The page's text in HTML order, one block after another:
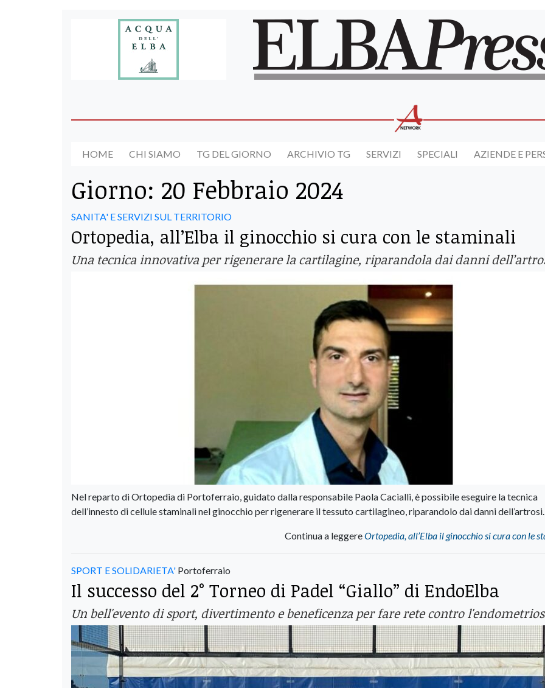
HOME CHI SIAMO TG DEL GIORNO ARCHIVIO TG SERVIZI SPECIALI AZIENDE E
Giorno: 20 Febbraio 2024
SANITA' E SERVIZI SUL TERRITORIO
Ortopedia, all’Elba il ginocchio si cura con le staminali
Una tecnica innovativa per rigenerare la cartilagine, riparandola dai danni
Nel reparto di Ortopedia di Portoferraio, guidato dalla responsabile Paola Cacialli, è possibile eseguire la tecnica
dell’innesto di cellule staminali nel ginocchio per rigenerare il tessuto cartilagineo, riparandolo dai danni dell’artrosi.
Continua a leggereOrtopedia, all’Elba il ginocchio si cura con le
SPORT E SOLIDARIETA' Portoferraio
Il successo del 2° Torneo di Padel “Giallo” di EndoElba
Un bell'evento di sport, divertimento e beneficenza per fare rete contro